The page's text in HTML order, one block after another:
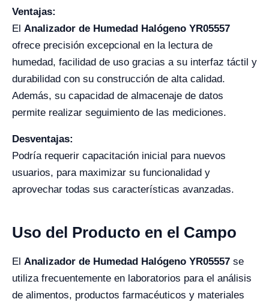
Ventajas:
El Analizador de Humedad Halógeno YR05557
ofrece precisión excepcional en la lectura de
humedad, facilidad de uso gracias a su interfaz táctil y
durabilidad con su construcción de alta calidad.
Además, su capacidad de almacenaje de datos
permite realizar seguimiento de las mediciones.
Desventajas:
Podría requerir capacitación inicial para nuevos
usuarios, para maximizar su funcionalidad y
aprovechar todas sus características avanzadas.
Uso del Producto en el Campo
El Analizador de Humedad Halógeno YR05557 se
utiliza frecuentemente en laboratorios para el análisis
de alimentos, productos farmacéuticos y materiales